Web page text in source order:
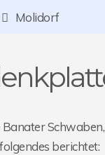
Molidorf
berichtet: